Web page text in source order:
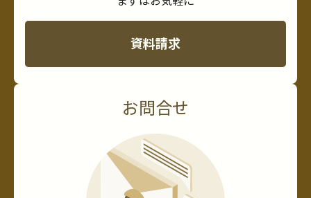
資料請求
お問合せ